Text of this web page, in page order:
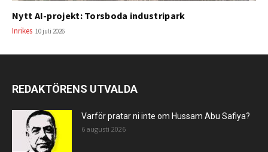
Nytt AI-projekt: Torsboda industripark
Inrikes 10 juli 2026
REDAKTÖRENS UTVALDA
Varför pratar ni inte om Hussam Abu Safiya?
6 augusti 2026